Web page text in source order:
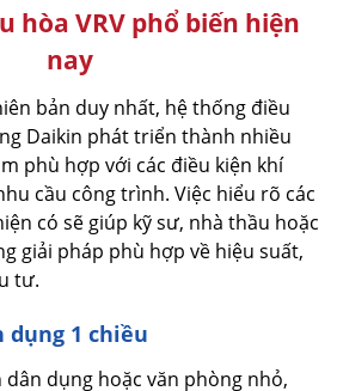
hòa VRV phổ biến hiện
nay
bản duy nhất, hệ thống điều
Daikin phát triển thành nhiều
phù hợp với các điều kiện khí
cầu công trình. Việc hiểu rõ các
có sẽ giúp kỹ sư, nhà thầu hoặc
giải pháp phù hợp về hiệu suất,
tư.
dụng 1 chiều
dụng hoặc văn phòng nhỏ,